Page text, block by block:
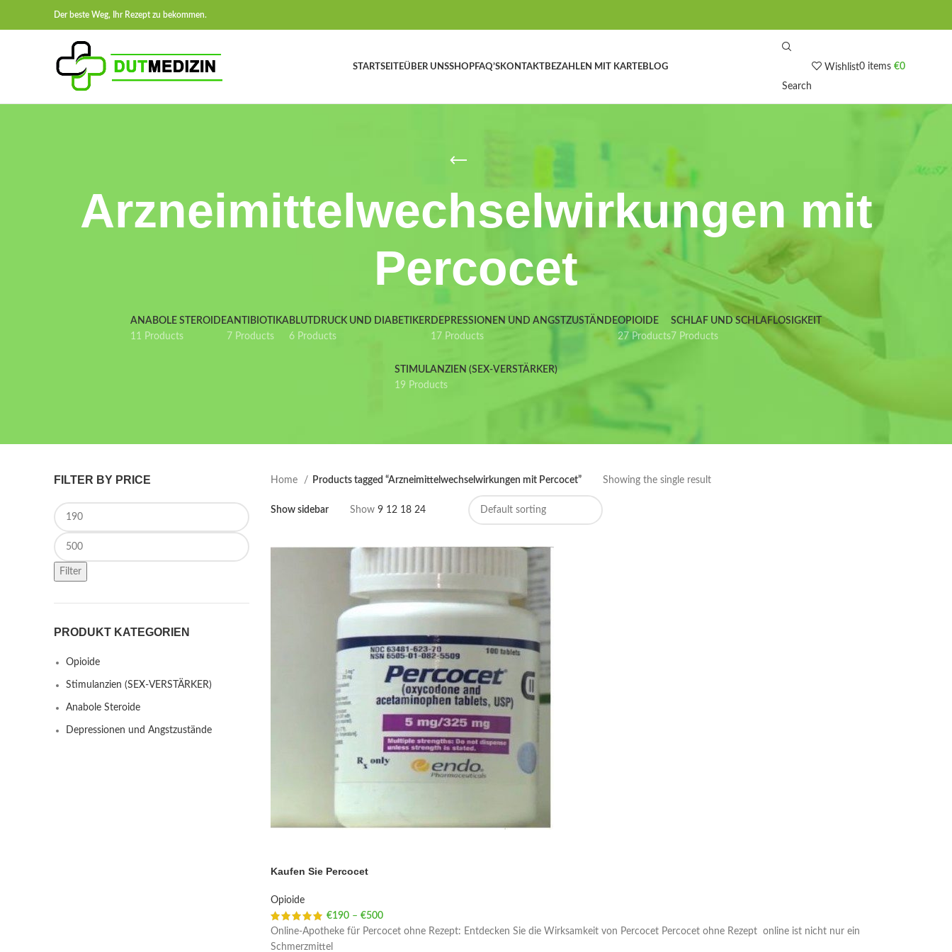
Der beste Weg, Ihr Rezept zu bekommen.
STARTSEITEÜBER UNSSHOPFAQ’SKONTAKTBEZAHLEN MIT KARTEBLOG
Search
Wishlist0 items €0
Arzneimittelwechselwirkungen mit
Percocet
ANABOLE STEROIDE
11 Products
ANTIBIOTIKA
7 Products
BLUTDRUCK UND DIABETIKER
6 Products
DEPRESSIONEN UND ANGSTZUSTÄNDE
17 Products
OPIOIDE
27 Products
SCHLAF UND SCHLAFLOSIGKEIT
7 Products
STIMULANZIEN (SEX-VERSTÄRKER)
19 Products
FILTER BY PRICE
Min price
Max price
Filter
PRODUKT KATEGORIEN
Opioide
Stimulanzien (SEX-VERSTÄRKER)
Anabole Steroide
Depressionen und Angstzustände
Home Products tagged “Arzneimittelwechselwirkungen mit Percocet” Showing the single result
Show sidebar Show 9 12 18 24
Kaufen Sie Percocet
Opioide
€190 – €500Price range: €190 through €500
Online-Apotheke für Percocet ohne Rezept: Entdecken Sie die Wirksamkeit von Percocet Percocet ohne Rezept online ist nicht nur ein
Schmerzmittel